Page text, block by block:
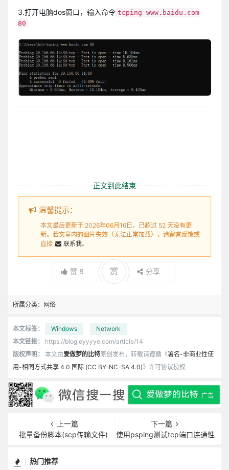
3.打开电脑dos窗口，输入命令 tcping www.baidu.com
80
正文到此结束
温馨提示：
本文最后更新于 2026年06月16日，已超过 52 天没有更
新。若文章内的图片失效（无法正常加载），请留言反馈或
直接
联系我。
赞 8 赏 分享
所属分类： 网络
本文标签： Windows
Network
本文链接：
https://blog.eyyyye.com/article/14
版权声明：
本文由爱做梦的比特原创发布，转载请遵循《署名-非商业性使
用-相同方式共享 4.0 国际 (CC BY-NC-SA 4.0)》许可协议授权
上一篇
批量备份脚本(scp传输文件)
下一篇
使用psping测试tcp端口连通性
热门推荐